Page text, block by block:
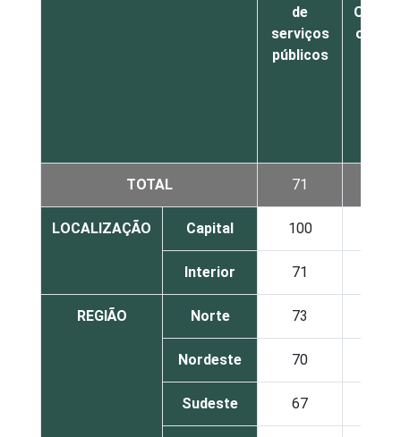
de
serviços
públicos
Oficial
online
TOTAL 71
LOCALIZAÇÃO Capital 100
Interior 71
REGIÃO Norte 73
Nordeste 70
Sudeste 67